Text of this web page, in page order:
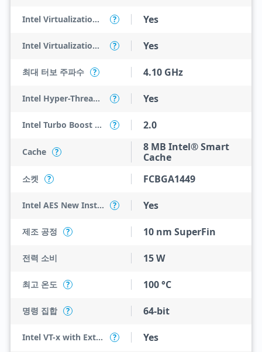
Intel Virtualization Technology (VT-x) ? Yes
Intel Virtualization Technology for Directed I/O (VT-d) ? Yes
최대 터보 주파수 ? 4.10 GHz
Intel Hyper-Threading Technology ? Yes
Intel Turbo Boost Technology ? 2.0
Cache ?
8 MB Intel® Smart
Cache
소켓 ? FCBGA1449
Intel AES New Instructions ? Yes
제조 공정 ? 10 nm SuperFin
전력 소비 15 W
최고 온도 ? 100 °C
명령 집합 ? 64-bit
Intel VT-x with Extended Page Tables (EPT) ? Yes